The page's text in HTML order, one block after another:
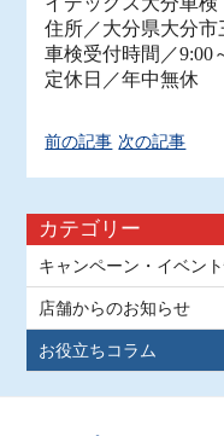
住所／大分県大分市
車検受付時間／9:00
定休日／年中無
前の記事 次の記事
カテゴリー
キャンペーン・イベン
店舗からのお知らせ
お役立ちコラム